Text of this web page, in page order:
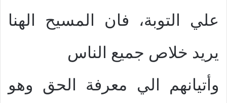
علي التوبة، فان المسيح الهنا
يريد خلاص جميع الناس
وأتيانهم الي معرفة الحق وهو